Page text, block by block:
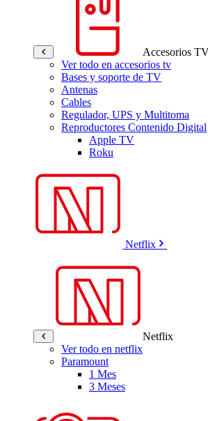
Accesorios
Ver todo en accesorios tv
Bases y soporte de TV
Antenas
Cables
Regulador, UPS y Multitoma
Reproductores Contenido Digital
Apple TV
Roku
Netflix
Netflix
Ver todo en netflix
Paramount
1 Mes
3 Meses